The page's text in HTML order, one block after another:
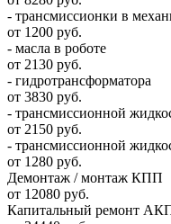
- трансмиссионки в
от 1200 руб.
- масла в роботе
от 2130 руб.
- гидротрансформатора
от 3830 руб.
- трансмиссионной
от 2150 руб.
- трансмиссионной
от 1280 руб.
Демонтаж / монтаж КПП
от 12080 руб.
Капитальный ремонт